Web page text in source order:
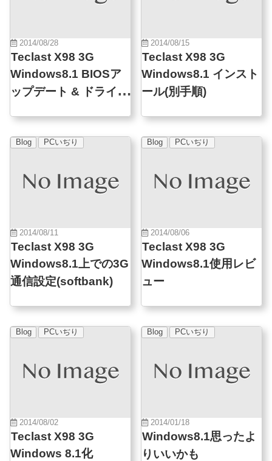
2014/08/28
Teclast X98 3G
Windows8.1 BIOSア
ップデート & ドライバ
2014/08/15
Teclast X98 3G
Windows8.1 インスト
ール(別手順)
Blog PCいぢり
2014/08/11
Teclast X98 3G
Windows8.1上での3G
通信設定(softbank)
Blog PCいぢり
2014/08/06
Teclast X98 3G
Windows8.1使用レビ
ュー
Blog PCいぢり
2014/08/02
Teclast X98 3G
Windows 8.1化
Blog PCいぢり
2014/01/18
Windows8.1思ったよ
りいいかも